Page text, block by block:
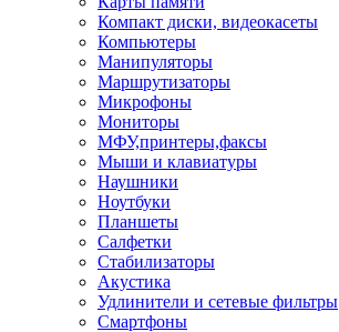
Компакт диски, видеокасеты
Компьютеры
Манипуляторы
Маршрутизаторы
Микрофоны
Мониторы
МФУ,принтеры,факсы
Мыши и клавиатуры
Наушники
Ноутбуки
Планшеты
Салфетки
Стабилизаторы
Акустика
Удлинители и сетевые фильтры
Смартфоны